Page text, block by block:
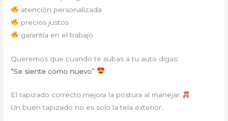
atención personalizada
precios justos
garantía en el trabajo
Queremos que cuando te subas a tu auto digas:
“Se siente como nuevo”
El tapizado correcto mejora la postura al manejar
Un buen tapizado no es solo la tela exterior.